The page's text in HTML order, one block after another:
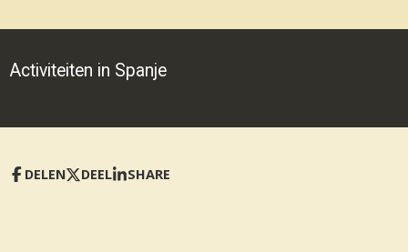
Activiteiten in Spanje
DELEN DEEL SHARE